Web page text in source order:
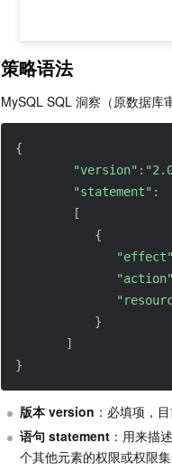
策略语法
MySQL SQL 洞察（原数据库
{
"version" :
"statement" :
[
{
"effect"
"action"
}
]
}
版本 version ：必填项，
语句 statement ：用来描
个其他元素的权限或权限